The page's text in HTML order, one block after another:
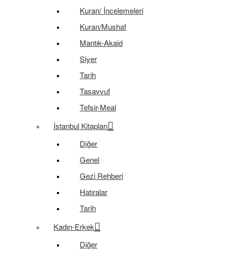
Kuran/ İncelemeleri
Kuran/Mushaf
Mantık-Akaid
Siyer
Tarih
Tasavvuf
Tefsir-Meal
İstanbul Kitapları
Diğer
Genel
Gezi Rehberi
Hatıralar
Tarih
Kadın-Erkek
Diğer